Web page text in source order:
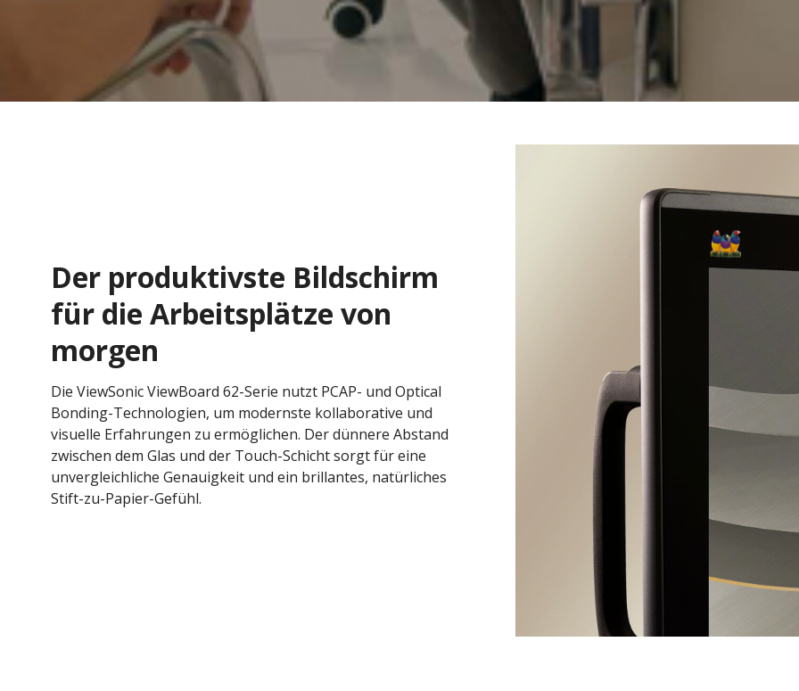
Der produktivste Bildschirm
für die Arbeitsplätze von
morgen
Die ViewSonic ViewBoard 62-Serie nutzt PCAP- und Optical
Bonding-Technologien, um modernste kollaborative und
visuelle Erfahrungen zu ermöglichen. Der dünnere Abstand
zwischen dem Glas und der Touch-Schicht sorgt für eine
unvergleichliche Genauigkeit und ein brillantes, natürliches
Stift-zu-Papier-Gefühl.